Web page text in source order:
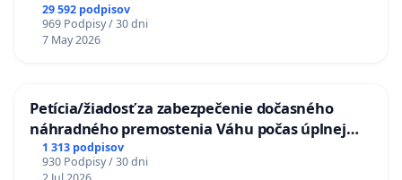
29 592 podpisov
969 Podpisy / 30 dni
7 May 2026
Petícia/žiadosť za zabezpečenie dočasného
náhradného premostenia Váhu počas úplnej
uzávery Vážskeho mosta v Komárne
1 313 podpisov
930 Podpisy / 30 dni